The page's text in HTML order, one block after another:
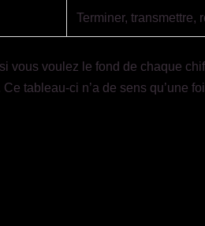
Terminer, transmettre,
vous voulez le fond de chaque
Ce tableau-ci n’a de sens qu’une